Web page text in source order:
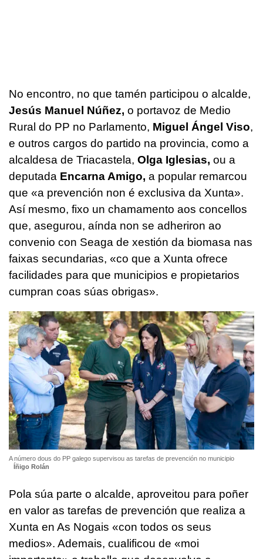
No encontro, no que tamén participou o alcalde,
Jesús Manuel Núñez, o portavoz de Medio
Rural do PP no Parlamento, Miguel Ángel Viso,
e outros cargos do partido na provincia, como a
alcaldesa de Triacastela, Olga Iglesias, ou a
deputada Encarna Amigo, a popular remarcou
que «a prevención non é exclusiva da Xunta».
Así mesmo, fixo un chamamento aos concellos
que, asegurou, aínda non se adheriron ao
convenio con Seaga de xestión da biomasa nas
faixas secundarias, «co que a Xunta ofrece
facilidades para que municipios e propietarios
cumpran coas súas obrigas».
A número dous do PP galego supervisou as tarefas de prevención no municipio
Íñigo Rolán
Pola súa parte o alcalde, aproveitou para poñer
en valor as tarefas de prevención que realiza a
Xunta en As Nogais «con todos os seus
medios». Ademais, cualificou de «moi